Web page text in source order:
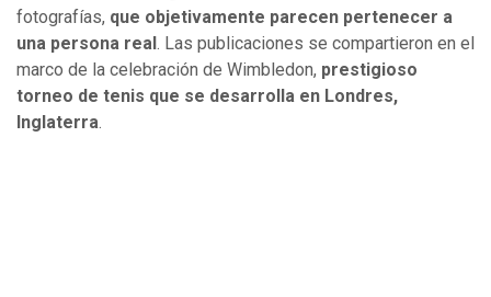
fotografías, que objetivamente parecen pertenecer a
una persona real . Las publicaciones se compartieron en el
marco de la celebración de Wimbledon, prestigioso
torneo de tenis que se desarrolla en Londres,
Inglaterra.